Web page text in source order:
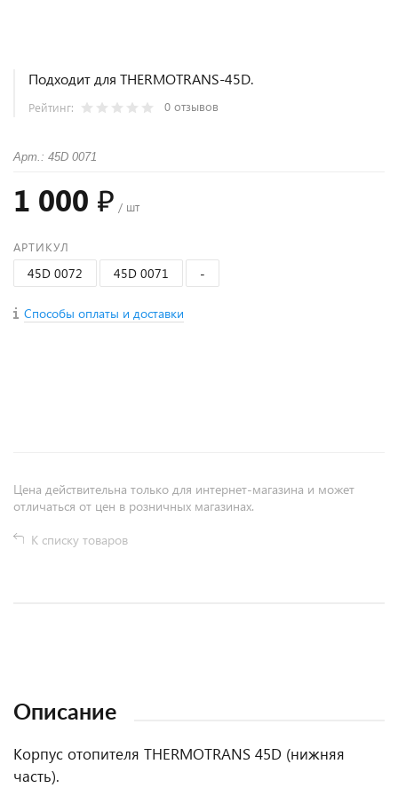
Подходит для THERMOTRANS-45D.
Рейтинг: 0 отзывов
Арт.: 45D 0071
1 000 ₽ / шт
АРТИКУЛ
45D 0072 45D 0071 -
Способы оплаты и доставки
Цена действительна только для интернет-магазина и может
отличаться от цен в розничных магазинах.
К списку товаров
Описание
Корпус отопителя THERMOTRANS 45D (нижняя
часть).